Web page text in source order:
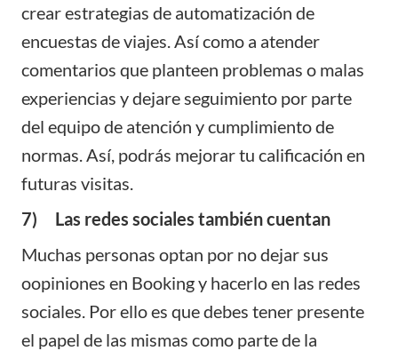
crear estrategias de automatización de
encuestas de viajes. Así como a atender
comentarios que planteen problemas o malas
experiencias y dejare seguimiento por parte
del equipo de atención y cumplimiento de
normas. Así, podrás mejorar tu calificación en
futuras visitas.
7) Las redes sociales también cuentan
Muchas personas optan por no dejar sus
oopiniones en Booking y hacerlo en las redes
sociales. Por ello es que debes tener presente
el papel de las mismas como parte de la